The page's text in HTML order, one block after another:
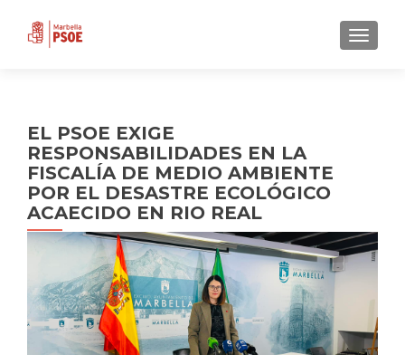
EL PSOE EXIGE
RESPONSABILIDADES EN LA
FISCALÍA DE MEDIO AMBIENTE
POR EL DESASTRE ECOLÓGICO
ACAECIDO EN RIO REAL